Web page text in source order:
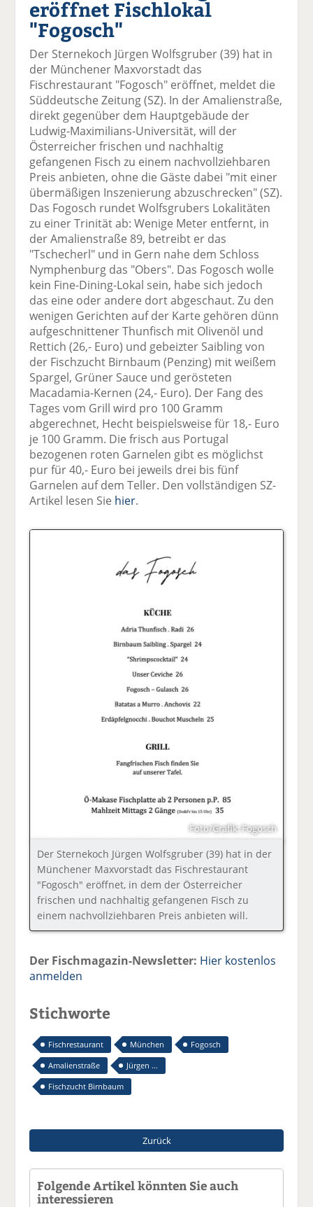
F
ac
e
b
o
o
k
te
il
e
n
tt
er
n
Li
k
e
di
il
e
n
E
ai
l
n
d
e
n
ck
n
eröffnet Fischlokal
"Fogosch"
Der Sternekoch Jürgen Wolfsgruber (39) hat in
der Münchener Maxvorstadt das
Fischrestaurant "Fogosch" eröffnet, meldet die
Süddeutsche Zeitung (SZ). In der Amalienstraße,
direkt gegenüber dem Hauptgebäude der
Ludwig-Maximilians-Universität, will der
Österreicher frischen und nachhaltig
gefangenen Fisch zu einem nachvollziehbaren
Preis anbieten, ohne die Gäste dabei "mit einer
übermäßigen Inszenierung abzuschrecken" (SZ).
Das Fogosch rundet Wolfsgrubers Lokalitäten
zu einer Trinität ab: Wenige Meter entfernt, in
der Amalienstraße 89, betreibt er das
"Tschecherl" und in Gern nahe dem Schloss
Nymphenburg das "Obers". Das Fogosch wolle
kein Fine-Dining-Lokal sein, habe sich jedoch
das eine oder andere dort abgeschaut. Zu den
wenigen Gerichten auf der Karte gehören dünn
aufgeschnittener Thunfisch mit Olivenöl und
Rettich (26,- Euro) und gebeizter Saibling von
der Fischzucht Birnbaum (Penzing) mit weißem
Spargel, Grüner Sauce und gerösteten
Macadamia-Kernen (24,- Euro). Der Fang des
Tages vom Grill wird pro 100 Gramm
abgerechnet, Hecht beispielsweise für 18,- Euro
je 100 Gramm. Die frisch aus Portugal
bezogenen roten Garnelen gibt es möglichst
pur für 40,- Euro bei jeweils drei bis fünf
Garnelen auf dem Teller. Den vollständigen SZ-
Artikel lesen Sie hier.
Foto/Grafik: Fogosch
Der Sternekoch Jürgen Wolfsgruber (39) hat in der
Münchener Maxvorstadt das Fischrestaurant
"Fogosch" eröffnet, in dem der Österreicher
frischen und nachhaltig gefangenen Fisch zu
einem nachvollziehbaren Preis anbieten will.
Der Fischmagazin-Newsletter: Hier kostenlos
anmelden
Stichworte
Fischrestaurant München
Fogosch
Amalienstraße
Jürgen ...
Fischzucht Birnbaum
Zurück
Folgende Artikel könnten Sie auch
interessieren